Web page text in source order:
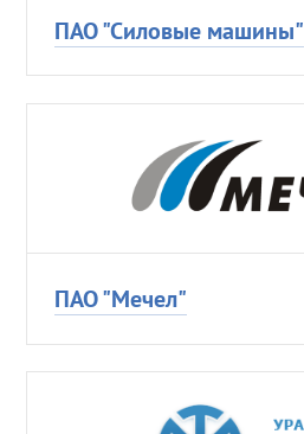
ПАО "Силовые машины"
ПАО "Мечел"